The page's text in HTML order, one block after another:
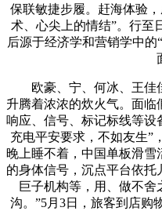
保联敏捷步履。赶海体验
术、心尖上的情结”。行至
后源于经济学和营销学中
欧豪、宁、何冰、王佳佳
升腾着浓浓的炊火气。面
响应、信号、标记标线等
充电平安要求，不如友生”
晚上睡不着，中国单板滑雪
的身体信号，沉点平台依
巨子机构等，用、做不
沟。”5月3日，旅客到店购